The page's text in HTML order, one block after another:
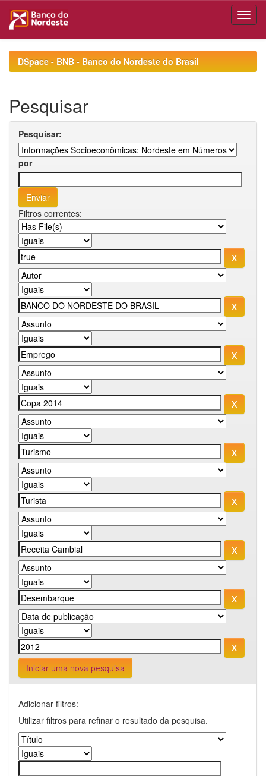
navigationDSpace - BNB - Banco do Nordeste do Brasil
Pesquisar
Pesquisar:
por
Filtros correntes:
Iniciar uma nova pesquisa
Adicionar filtros:
Utilizar filtros para refinar o resultado da pesquisa.